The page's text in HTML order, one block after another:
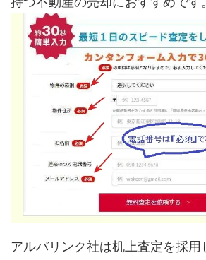
アルバリンク社は机上査定を採用